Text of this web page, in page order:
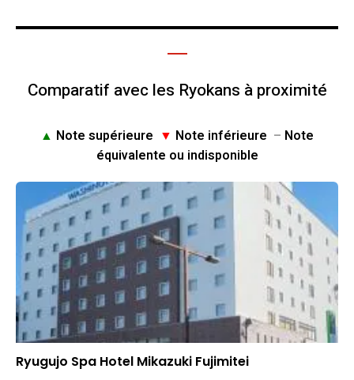
Comparatif avec les Ryokans à proximité
▲ Note supérieure ▼ Note inférieure – Note
équivalente ou indisponible
Ryugujo Spa Hotel Mikazuki Fujimitei